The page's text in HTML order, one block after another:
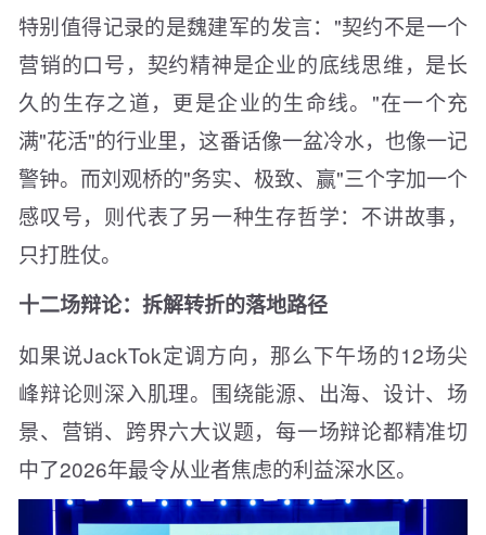
特别值得记录的是魏建军的发言："契约不是一个
营销的口号，契约精神是企业的底线思维，是长
久的生存之道，更是企业的生命线。"在一个充
满"花活"的行业里，这番话像一盆冷水，也像一记
警钟。而刘观桥的"务实、极致、赢"三个字加一个
感叹号，则代表了另一种生存哲学：不讲故事，
只打胜仗。
十二场辩论：拆解转折的落地路径
如果说JackTok定调方向，那么下午场的12场尖
峰辩论则深入肌理。围绕能源、出海、设计、场
景、营销、跨界六大议题，每一场辩论都精准切
中了2026年最令从业者焦虑的利益深水区。